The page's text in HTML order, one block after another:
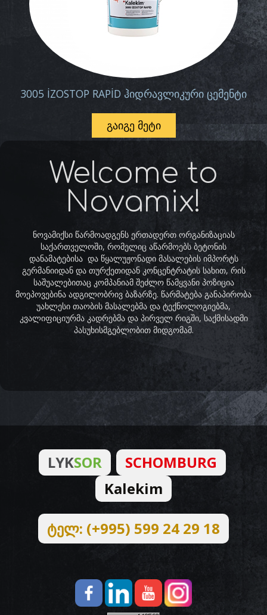
3005 İZOSTOP RAPİD ჰიდრავლიკური ცემენტი
ᲒᲐᲘᲒᲔ ᲛᲔᲢᲘ
Welcome to
Novamix!
ნოვამიქსი წარმოადგენს ერთადერთ ორგანიზაციას
საქართველოში, რომელიც აწარმოებს ბეტონის
დანამატებისა და წყალუჟონადი მასალების იმპორტს
გერმანიიდან და თურქეთიდან კონცენტრატის სახით, რის
საშუალებითაც კომპანიამ შეძლო წამყვანი პოზიცია
მოეპოვებინა ადგილობრივ ბაზარზე. წარმატება განაპირობა
უახლესი თაობის მასალებმა და ტექნოლოგიებმა,
კვალიფიციურმა კადრებმა და პირველ რიგში, საქმისადმი
პასუხისმგებლობით მიდგომამ.
LYKSOR
SCHOMBURG
Kalekim
ტელ: (+995) 599 24 29 18